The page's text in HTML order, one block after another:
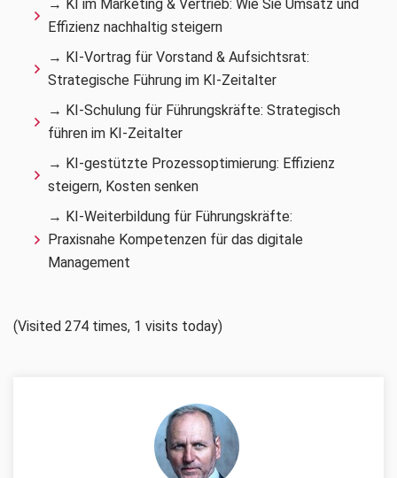
→ KI im Marketing & Vertrieb: Wie Sie Umsatz und
Effizienz nachhaltig steigern
→ KI-Vortrag für Vorstand & Aufsichtsrat:
Strategische Führung im KI-Zeitalter
→ KI-Schulung für Führungskräfte: Strategisch
führen im KI-Zeitalter
→ KI-gestützte Prozessoptimierung: Effizienz
steigern, Kosten senken
→ KI-Weiterbildung für Führungskräfte:
Praxisnahe Kompetenzen für das digitale
Management
(Visited 274 times, 1 visits today)